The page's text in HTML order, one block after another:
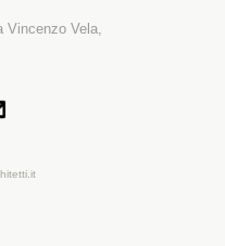
Vincenzo Vela,